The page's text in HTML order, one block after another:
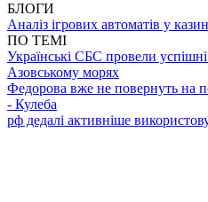
БЛОГИ
Аналіз ігрових автоматів у
ПО ТЕМІ
Українські СБС провели
Азовському морях
Федорова вже не повернуть на
- Кулеба
рф дедалі активніше